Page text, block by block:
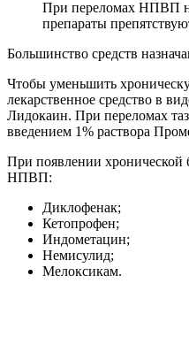
При переломах НПВП
препараты
Большинство средств
Чтобы уменьшить
лекарственное средство в
Лидокаин. При переломах
введением 1% раствора
При появлении
НПВП:
Диклофенак;
Кетопрофен;
Индометацин;
Немисулид;
Мелоксикам.